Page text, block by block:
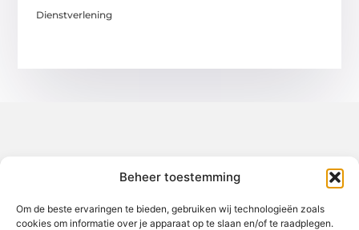
Beheer toestemming
Om de beste ervaringen te bieden, gebruiken wij technologieën zoals
cookies om informatie over je apparaat op te slaan en/of te raadplegen.
Dienstverlening
Jouw gids voor inspiratie en tips uit het dagelijks leven.
Ontdek een brede verzameling blogs en artikelen die je helpen
om het meeste uit elke dag te halen, met praktische adviezen
en verrassende inzichten.